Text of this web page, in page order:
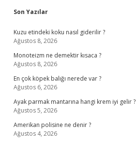
Sidebar
Son Yazılar
Kuzu etindeki koku nasıl giderilir ?
Ağustos 8, 2026
Monoteizm ne demektir kısaca ?
Ağustos 8, 2026
En çok köpek balığı nerede var ?
Ağustos 6, 2026
Ayak parmak mantarına hangi krem iyi gelir ?
Ağustos 5, 2026
Amerikan polisine ne denir ?
Ağustos 4, 2026